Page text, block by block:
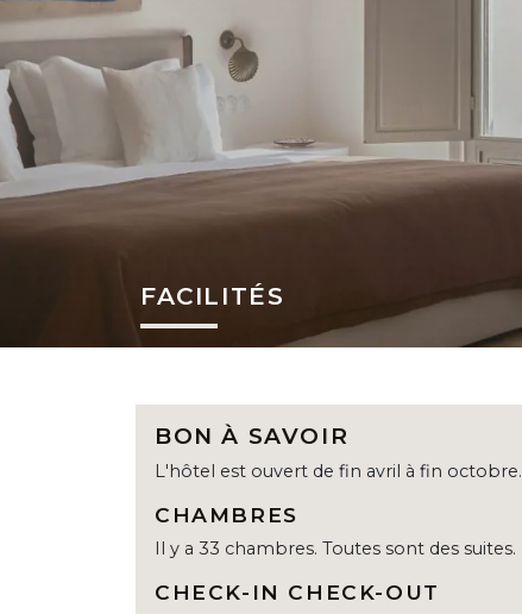
FACILITÉS
BON À SAVOIR
L'hôtel est ouvert de fin avril à fin octobre.
CHAMBRES
Il y a 33 chambres. Toutes sont des suites.
CHECK-IN CHECK-OUT